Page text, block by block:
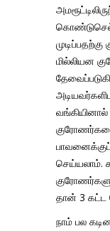
மில்லியன
வங்கியினால்
செய்யலாம்.
தான் 3
நாம் பல